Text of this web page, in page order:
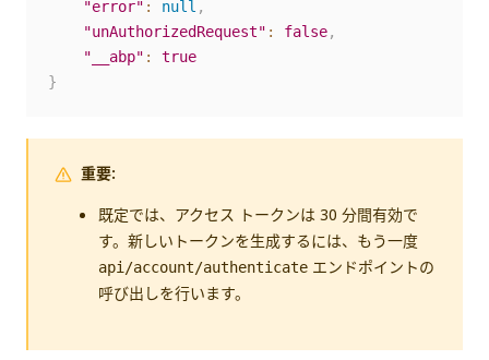
"error" : null ,
"unAuthorizedRequest" : false,
"__abp" :
true
}
重要:
既定では、アクセス トークンは 30 分間有効で
す。新しいトークンを生成するには、もう一度
api/account/authenticate エンドポイントの
呼び出しを行います。